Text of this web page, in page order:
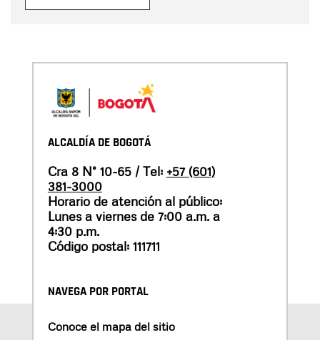
ALCALDÍA DE BOGOTÁ
Cra 8 N° 10-65 / Tel: +57 (601)
381-3000
Horario de atención al público:
Lunes a viernes de 7:00 a.m. a
4:30 p.m.
Código postal: 111711
NAVEGA POR PORTAL
Conoce el mapa del sitio